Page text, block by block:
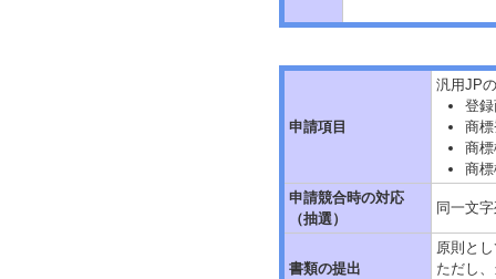
申請項目
汎用JP
登
商
商
商
申請競合時の対応
（抽選）
同一文
書類の提出
原則と
ただし